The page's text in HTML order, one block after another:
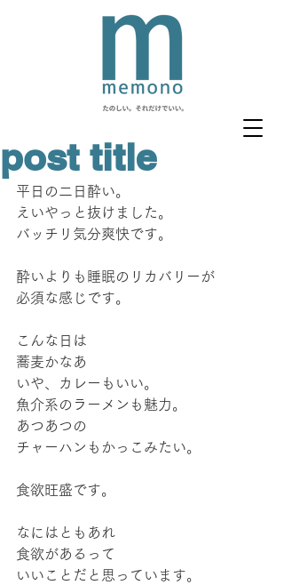
post title
平日の二日酔い。
えいやっと抜けました。
バッチリ気分爽快です。
酔いよりも睡眠のリカバリーが
必須な感じです。
こんな日は
蕎麦かなあ
いや、カレーもいい。
魚介系のラーメンも魅力。
あつあつの
チャーハンもかっこみたい。
食欲旺盛です。
なにはともあれ
食欲があるって
いいことだと思っています。